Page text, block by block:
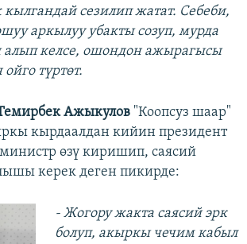
сезилип жатат. Себеби,
аркылуу убакты созуп, мурда
алып келсе, ошондон ажырагысы
түртөт.
Ажыкулов "Коопсуз шаар"
кырдаалдан кийин президент
өзү киришип, саясий
керек деген пикирде:
- Жогору жакта саясий эрк
болуп, акыркы чечим кабыл